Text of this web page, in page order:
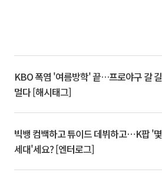
KBO 폭염 '여름방학' 끝…프로야구 갈 길
멀다 [해시태그]
빅뱅 컴백하고 튜이드 데뷔하고⋯K팝 '몇
세대'세요? [엔터로그]